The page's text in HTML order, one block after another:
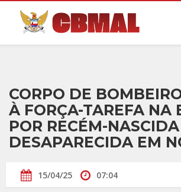
CORPO DE
À FORÇA-TAREFA NA
POR RECÉM-NASCIDA
DESAPARECIDA EM
15/04/25 07:04